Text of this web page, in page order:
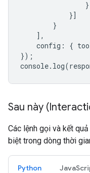
}
}]
}
],
config : {
});
console. log(
Sau này
Các lệnh gọi và kết
biệt trong dòng thời
Python